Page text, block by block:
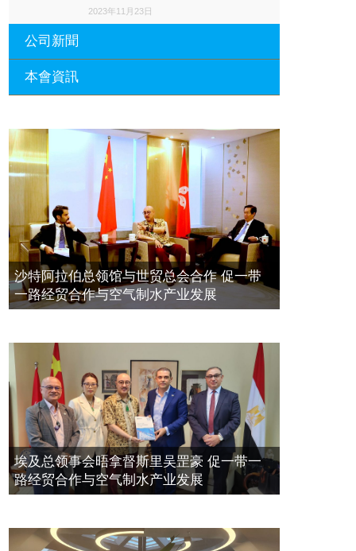
2023年11月23日
公司新聞
一带一路经贸合作与空气制水产业发
2023年11月23日
埃及总领事会晤拿督斯里吴罡豪 促一
带一路经贸合作与空气制水产业发展
2023年11月23日
拿督斯里吴罡豪晤土耳其总领事 促一
带一路经贸合作与空气制水产业发展
2023年11月23日
本會資訊
長瑚蒞臨 天泉鼎豐深圳總部及國際標
量波量子研究院
2021年12月10日
標量波光量子導入系統聯合國總部拿
督斯裏吳達鎔教授首發
2021年12月10日
空氣制水發明人吳達鎔出席聯合國環
境科政商管治聯盟會議
沙特阿拉伯总领馆与世贸总会合作 促一带
一路经贸合作与空气制水产业发展
埃及总领事会晤拿督斯里吴罡豪 促一带一
路经贸合作与空气制水产业发展